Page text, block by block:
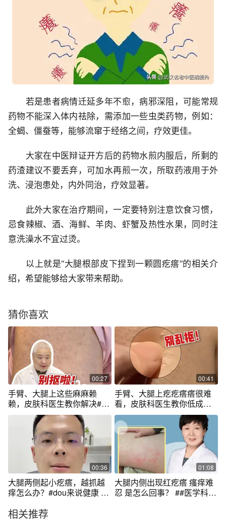
若是患者病情迁延多年不愈，病邪深阻，可能常规
药物不能深入体内祛除，需添加一些虫类药物，例如：
全蝎、僵蚕等，能够流窜于经络之间，疗效更佳。
大家在中医辩证开方后的药物水煎内服后，所剩的
药渣建议不要丢弃，可加水再煎一次，所取药液用于外
洗、浸泡患处，内外同治，疗效显著。
此外大家在治疗期间，一定要特别注意饮食习惯，
忌食辣椒、酒、海鲜、羊肉、虾蟹及热性水果，同时注
意洗澡水不宜过烫。
以上就是“大腿根部皮下捏到一颗圆疙瘩”的相关介
绍，希望能够给大家带来帮助。
猜你喜欢
00:27
手臂、大腿上这些麻麻赖
赖，皮肤科医生教你解决#鸡
皮肤 #硬核健康科普行动 #入
冬换季不患疾 #医学科普 #皮
00:41
手臂、大腿上疙疙瘩瘩很难
看，皮肤科医生教你低成本
处理#鸡皮#鸡皮疙瘩#变美#
硬核健康科普行动10%#尿素
身体乳
00:36
大腿两侧起小疙瘩，越抓越
痒怎么办？#dou来说健康 #
知识
01:08
大腿内侧出现红疙瘩 瘙痒难
忍 是怎么回事？ ##医学科普
相关推荐